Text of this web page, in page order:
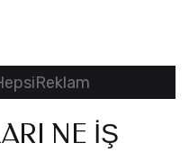
NE IŞ